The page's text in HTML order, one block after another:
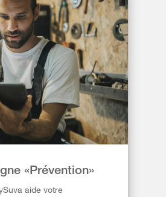
«Prévention»
aide votre